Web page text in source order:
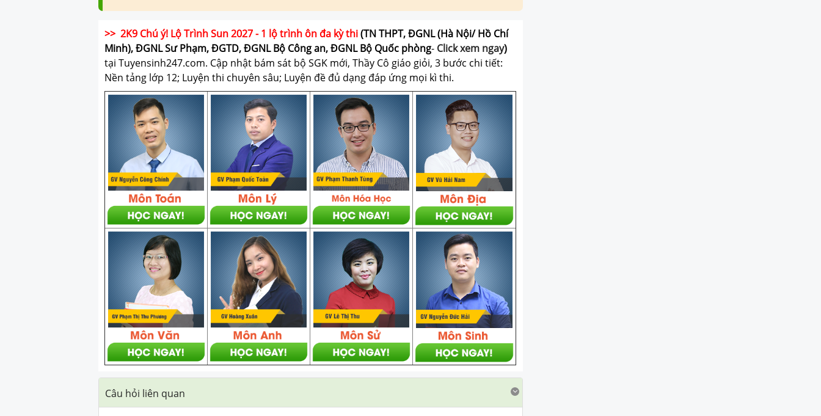
>> 2K9 Chú ý! Lộ Trình Sun 2027 - 1 lộ trình ôn đa kỳ thi(TN THPT, ĐGNL (Hà Nội/ Hồ Chí
Minh), ĐGNL Sư Phạm, ĐGTD, ĐGNL Bộ Công an, ĐGNL Bộ Quốc phòng- Click xem ngay)
tại Tuyensinh247.com. Cập nhật bám sát bộ SGK mới, Thầy Cô giáo giỏi, 3 bước chi tiết:
Nền tảng lớp 12; Luyện thi chuyên sâu; Luyện đề đủ dạng đáp ứng mọi kì thi.
Câu hỏi liên quan